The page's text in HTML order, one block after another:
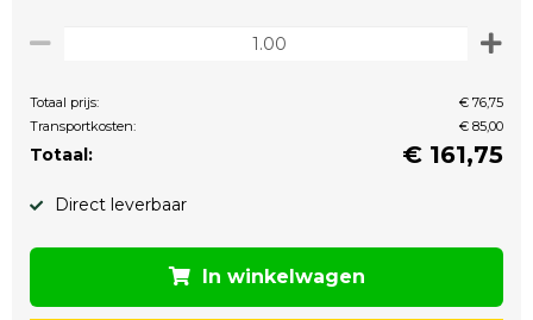
Totaal prijs:
€ 76,75
Transportkosten:
€ 85,00
Totaal: € 161,75
Direct leverbaar
In winkelwagen